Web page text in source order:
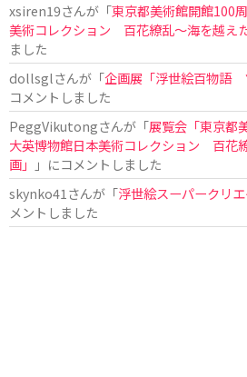
xsiren19さんが「東京都美術館開館100
美術コレクション 百花繚乱～海を越え
ました
dollsglさんが「企画展「浮世絵百物語
コメントしました
PeggVikutongさんが「展覧会「東京都
大英博物館日本美術コレクション 百花
画」
」にコメントしました
skynko41さんが「浮世絵スーパークリ
メントしました